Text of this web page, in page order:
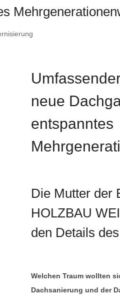
neue
entspanntes
Die Mutter der
HOLZBAU
den Details
Welchen Traum wollten
Dachsanierung und der